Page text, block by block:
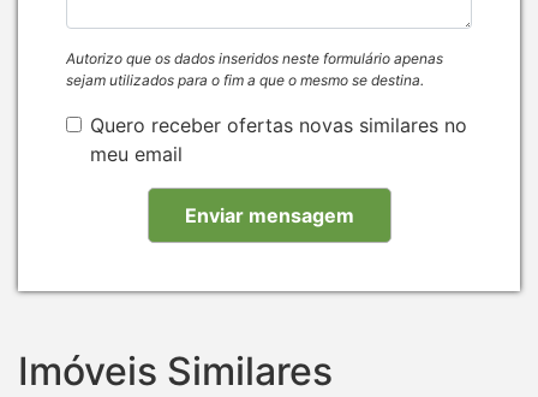
Autorizo que os dados inseridos neste formulário apenas
sejam utilizados para o fim a que o mesmo se destina.
Quero receber ofertas novas similares no
meu email
Imóveis Similares